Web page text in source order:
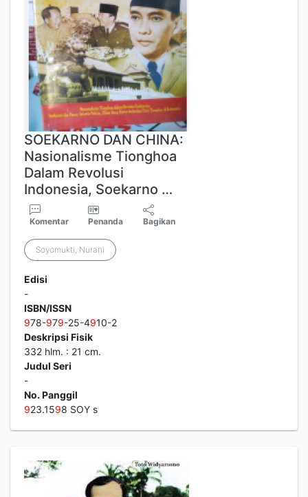
SOEKARNO DAN CHINA:
Nasionalisme Tionghoa
Dalam Revolusi
Indonesia, Soekarno …
Komentar Penanda Bagikan
Soyomukti, Nurani
Edisi
-
ISBN/ISSN
978-979-25-4910-2
Deskripsi Fisik
332 hlm. : 21 cm.
Judul Seri
-
No. Panggil
923.1598 SOY s